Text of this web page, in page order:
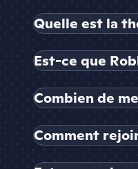
Quelle est la
Est-ce que
Combien de
Comment